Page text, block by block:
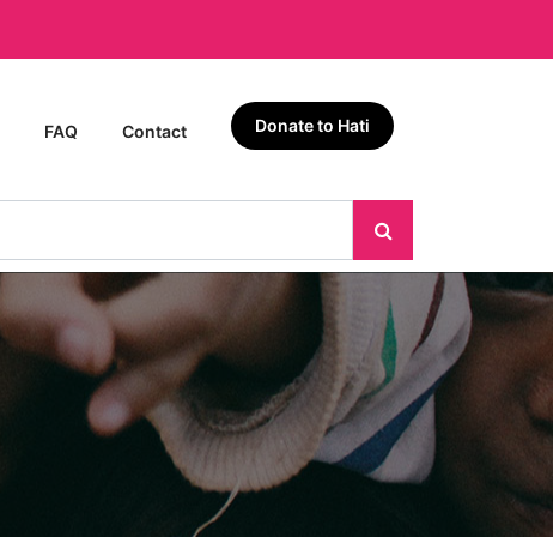
FAQ Contact Donate to Hati